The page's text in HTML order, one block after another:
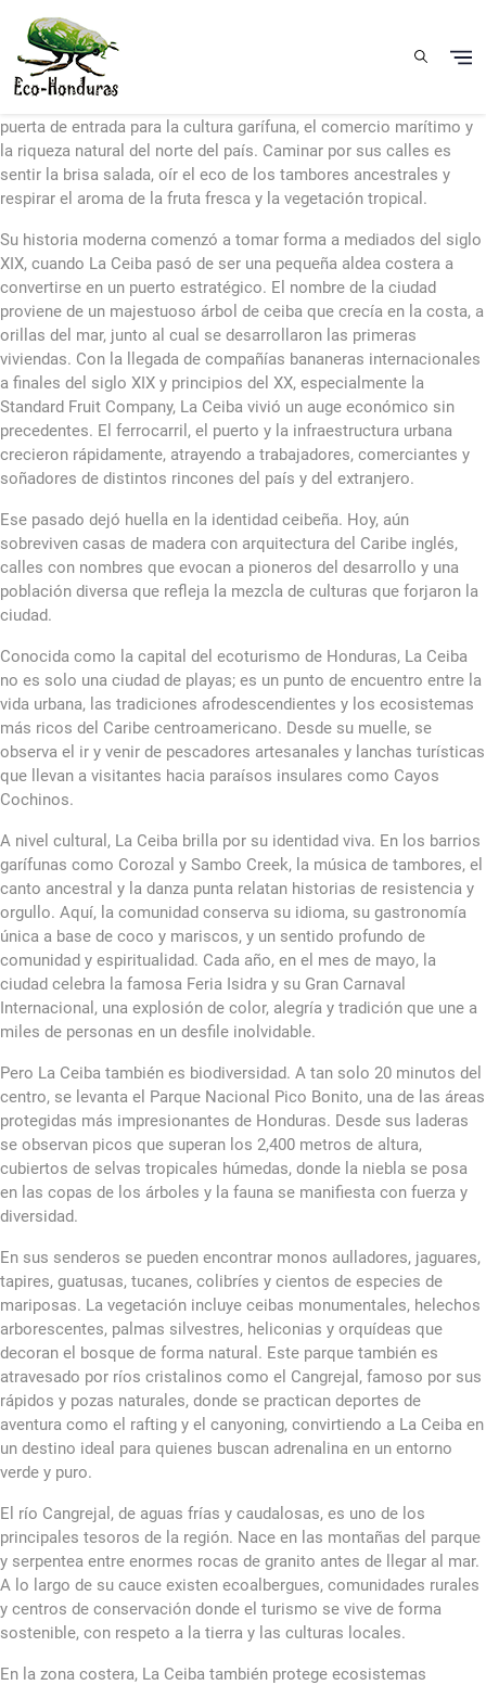
La Ceiba es una ciudad que vibra con el ritmo del Caribe
hondureño. Abierta al mar y custodiada por la imponente Cordillera
Nombre de Dios, esta ciudad costera ha sido históricamente una
puerta de entrada para la cultura garífuna, el comercio marítimo y
la riqueza natural del norte del país. Caminar por sus calles es
sentir la brisa salada, oír el eco de los tambores ancestrales y
respirar el aroma de la fruta fresca y la vegetación tropical.
Su historia moderna comenzó a tomar forma a mediados del siglo
XIX, cuando La Ceiba pasó de ser una pequeña aldea costera a
convertirse en un puerto estratégico. El nombre de la ciudad
proviene de un majestuoso árbol de ceiba que crecía en la costa, a
orillas del mar, junto al cual se desarrollaron las primeras
viviendas. Con la llegada de compañías bananeras internacionales
a finales del siglo XIX y principios del XX, especialmente la
Standard Fruit Company, La Ceiba vivió un auge económico sin
precedentes. El ferrocarril, el puerto y la infraestructura urbana
crecieron rápidamente, atrayendo a trabajadores, comerciantes y
soñadores de distintos rincones del país y del extranjero.
Ese pasado dejó huella en la identidad ceibeña. Hoy, aún
sobreviven casas de madera con arquitectura del Caribe inglés,
calles con nombres que evocan a pioneros del desarrollo y una
población diversa que refleja la mezcla de culturas que forjaron la
ciudad.
Conocida como la capital del ecoturismo de Honduras, La Ceiba
no es solo una ciudad de playas; es un punto de encuentro entre la
vida urbana, las tradiciones afrodescendientes y los ecosistemas
más ricos del Caribe centroamericano. Desde su muelle, se
observa el ir y venir de pescadores artesanales y lanchas turísticas
que llevan a visitantes hacia paraísos insulares como Cayos
Cochinos.
A nivel cultural, La Ceiba brilla por su identidad viva. En los barrios
garífunas como Corozal y Sambo Creek, la música de tambores, el
canto ancestral y la danza punta relatan historias de resistencia y
orgullo. Aquí, la comunidad conserva su idioma, su gastronomía
única a base de coco y mariscos, y un sentido profundo de
comunidad y espiritualidad. Cada año, en el mes de mayo, la
ciudad celebra la famosa Feria Isidra y su Gran Carnaval
Internacional, una explosión de color, alegría y tradición que une a
miles de personas en un desfile inolvidable.
Pero La Ceiba también es biodiversidad. A tan solo 20 minutos del
centro, se levanta el Parque Nacional Pico Bonito, una de las áreas
protegidas más impresionantes de Honduras. Desde sus laderas
se observan picos que superan los 2,400 metros de altura,
cubiertos de selvas tropicales húmedas, donde la niebla se posa
en las copas de los árboles y la fauna se manifiesta con fuerza y
diversidad.
En sus senderos se pueden encontrar monos aulladores, jaguares,
tapires, guatusas, tucanes, colibríes y cientos de especies de
mariposas. La vegetación incluye ceibas monumentales, helechos
arborescentes, palmas silvestres, heliconias y orquídeas que
decoran el bosque de forma natural. Este parque también es
atravesado por ríos cristalinos como el Cangrejal, famoso por sus
rápidos y pozas naturales, donde se practican deportes de
aventura como el rafting y el canyoning, convirtiendo a La Ceiba en
un destino ideal para quienes buscan adrenalina en un entorno
verde y puro.
El río Cangrejal, de aguas frías y caudalosas, es uno de los
principales tesoros de la región. Nace en las montañas del parque
y serpentea entre enormes rocas de granito antes de llegar al mar.
A lo largo de su cauce existen ecoalbergues, comunidades rurales
y centros de conservación donde el turismo se vive de forma
sostenible, con respeto a la tierra y las culturas locales.
En la zona costera, La Ceiba también protege ecosistemas